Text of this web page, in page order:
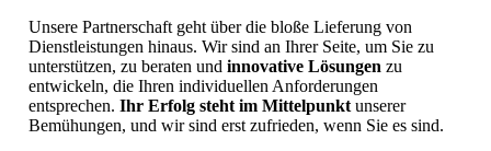
Unsere Partnerschaft geht über die bloße Lieferung von
Dienstleistungen hinaus. Wir sind an Ihrer Seite, um Sie zu
unterstützen, zu beraten und innovative Lösungen zu
entwickeln, die Ihren individuellen Anforderungen
entsprechen. Ihr Erfolg steht im Mittelpunktunserer
Bemühungen, und wir sind erst zufrieden, wenn Sie es sind.